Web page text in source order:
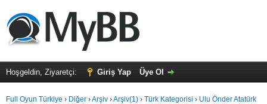
Hoşgeldin, Ziyaretçi: Giriş Yap Üye Ol
Full Oyun Türkiye › Diğer ›Arşiv ›Arşiv(1) › Türk Kategorisi › Ulu Önder Atatürk